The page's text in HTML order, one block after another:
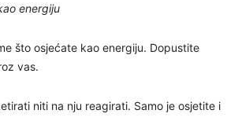
energiju
što osjećate kao energiju. Dopustite
vas.
niti na nju reagirati. Samo je osjetite i